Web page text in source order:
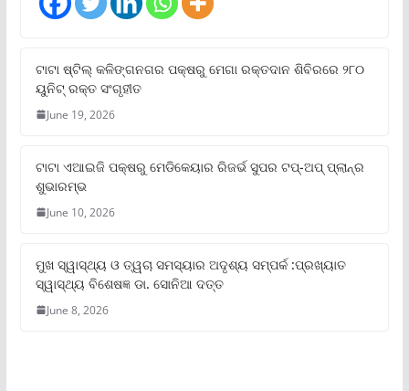
ଟାଟା ଷ୍ଟିଲ୍‌ କଳିଙ୍ଗନଗର ପକ୍ଷରୁ ମେଗା ରକ୍ତଦାନ ଶିବିରରେ ୨୮୦
ୟୁନିଟ୍‌ ରକ୍ତ ସଂଗୃହୀତ
June 19, 2026
ଟାଟା ଏଆଇଜି ପକ୍ଷରୁ ମେଡିକେୟାର ରିଜର୍ଭ ସୁପର ଟପ୍‌-ଅପ୍ ପ୍ଲାନ୍‌ର
ଶୁଭାରମ୍ଭ
June 10, 2026
ମୁଖ ସ୍ୱାସ୍ଥ୍ୟ ଓ ତ୍ୱଚା ସମସ୍ୟାର ଅଦୃଶ୍ୟ ସମ୍ପର୍କ :ପ୍ରଖ୍ୟାତ
ସ୍ୱାସ୍ଥ୍ୟ ବିଶେଷଜ୍ଞ ଡା. ସୋନିଆ ଦତ୍ତ
June 8, 2026